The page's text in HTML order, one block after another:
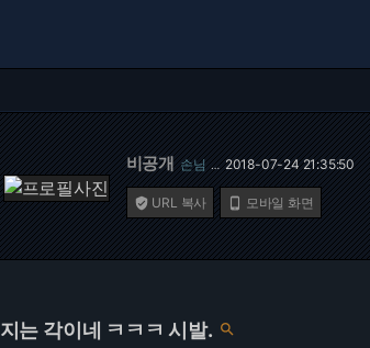
비공개 손님 … 2018-07-24 21:35:50
 URL 복사  모바일 화면
지는 각이네 ㅋㅋㅋ 시발. 